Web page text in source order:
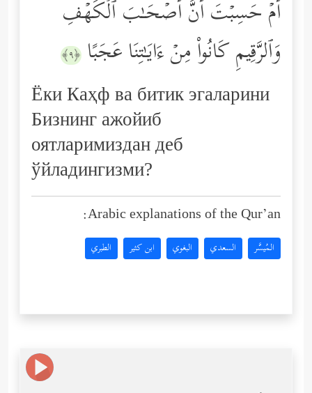
أَمۡ حَسِبۡتَ أَنَّ أَصۡحَـٰبَ ٱلۡكَهۡفِ
وَٱلرَّقِیمِ كَانُواْ مِنۡ ءَایَـٰتِنَا عَجَبًا ﴿٩﴾
Ёки Каҳф ва битик эгаларини
Бизнинг ажойиб
оятларимиздан деб
ўйладингизми?
Arabic explanations of the Qur’an:
المُيسَّر السعدي البغوي ابن كثير الطبري